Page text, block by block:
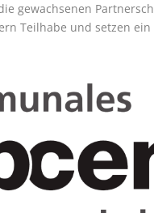
gewachsenen
Teilhabe und setzen